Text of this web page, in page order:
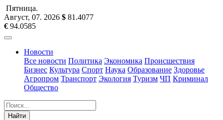
Пятница.
Август, 07. 2026 $ 81.4077
€ 94.0585
Новости
Все новости Политика Экономика Происшествия
Бизнес Культура Спорт Наука Образование Здоровье
Агропром Транспорт Экология Туризм ЧП Криминал
Общество
Найти